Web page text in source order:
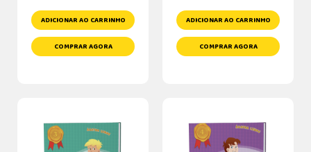
ADICIONAR AO CARRINHO
COMPRAR AGORA
ADICIONAR AO CARRINHO
COMPRAR AGORA